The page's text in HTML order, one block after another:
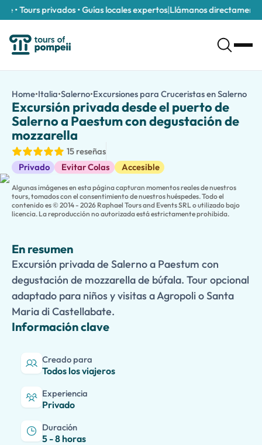
Tours privados • Guías locales expertos|Llámanos directamente al
/es/tours/excursion-privada-desde-el-puerto-de-salerno-a-
Excursión privada de Salerno a Paestum con degustación de
Descubra la belleza, la historia y los sabores auténticos del sur
Viaje en la comodidad de un vehículo privado desde el Puerto
Después de su visita a Paestum, continúe hacia una granja
Esta excursión costera privada combina perfectamente
Home•Italia•Salerno•Excursiones para Cruceristas en Salerno
Excursión privada desde el puerto de
Salerno a Paestum con degustación de
mozzarella
15 reseñas
Privado
Evitar Colas Accesible
Excursiones en tierra
Algunas imágenes en esta página capturan momentos reales de nuestros
tours, tomados con el consentimiento de nuestros huéspedes. Todo el
contenido es © 2014 - 2026 Raphael Tours and Events SRL o utilizado bajo
licencia. La reproducción no autorizada está estrictamente prohibida.
En resumen
Excursión privada de Salerno a Paestum con
degustación de mozzarella de búfala. Tour opcional
adaptado para niños y visitas a Agropoli o Santa
Maria di Castellabate.
Información clave
Creado para
Todos los viajeros
Experiencia
Privado
Duración
5 - 8 horas